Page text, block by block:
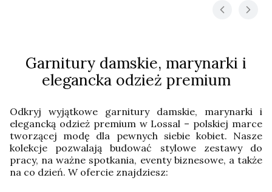
Garnitury damskie, marynarki i
elegancka odzież premium
Odkryj wyjątkowe garnitury damskie, marynarki i
elegancką odzież premium w Lossal – polskiej marce
tworzącej modę dla pewnych siebie kobiet. Nasze
kolekcje pozwalają budować stylowe zestawy do
pracy, na ważne spotkania, eventy biznesowe, a także
na co dzień. W ofercie znajdziesz: